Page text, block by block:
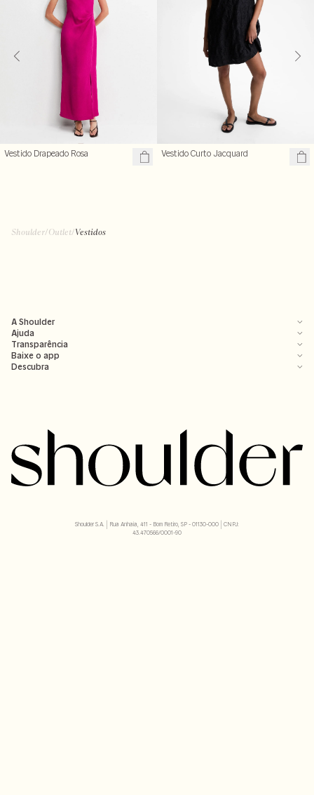
Vestido Drapeado Rosa Vestido Curto Jacquard
Shoulder/Outlet/Vestidos
A Shoulder
Ajuda
Transparência
Baixe o app
Descubra
Shoulder S.A. | Rua Anhaia, 411 - Bom Retiro, SP - 01130-000 | CNPJ:
43.470566/0001-90